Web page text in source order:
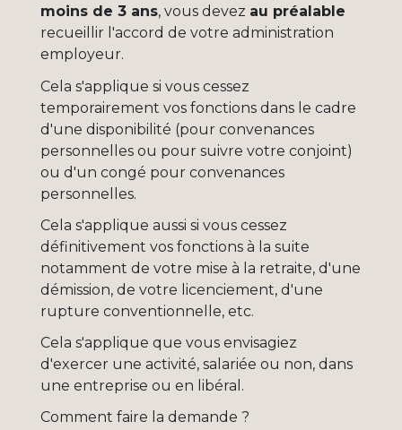
moins de 3 ans, vous devez au préalable
recueillir l'accord de votre administration
employeur.
Cela s'applique si vous cessez
temporairement vos fonctions dans le cadre
d'une disponibilité (pour convenances
personnelles ou pour suivre votre conjoint)
ou d'un congé pour convenances
personnelles.
Cela s'applique aussi si vous cessez
définitivement vos fonctions à la suite
notamment de votre mise à la retraite, d'une
démission, de votre licenciement, d'une
rupture conventionnelle, etc.
Cela s'applique que vous envisagiez
d'exercer une activité, salariée ou non, dans
une entreprise ou en libéral.
Comment faire la demande ?